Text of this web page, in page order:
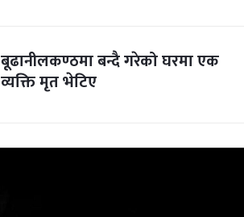
बूढानीलकण्ठमा बन्दै गरेको घरमा एक
व्यक्ति मृत भेटिए